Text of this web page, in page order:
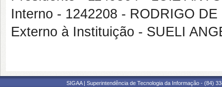
Interno - 1242208 - RODRIGO
Externo à Instituição - SUELI
SIGAA | Superintendência de Tecnologia da Informação - (84)